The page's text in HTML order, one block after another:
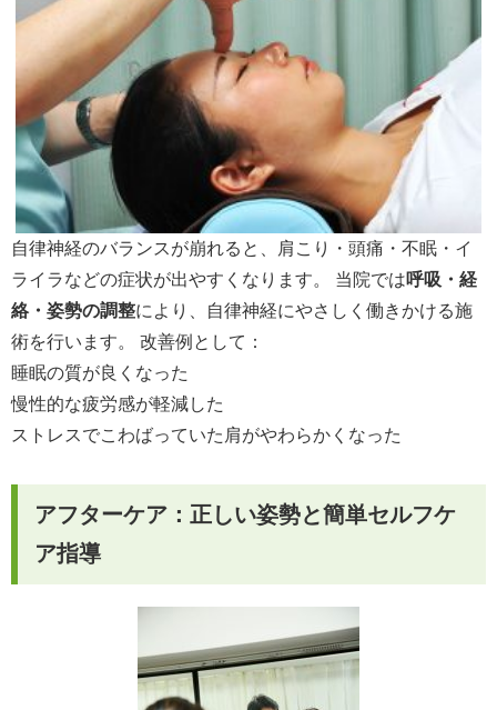
自律神経のバランスが崩れると、肩こり・頭痛・不眠・イ
ライラなどの症状が出やすくなります。 当院では呼吸・経
絡・姿勢の調整により、自律神経にやさしく働きかける施
術を行います。 改善例として：
睡眠の質が良くなった
慢性的な疲労感が軽減した
ストレスでこわばっていた肩がやわらかくなった
アフターケア：正しい姿勢と簡単セルフケ
ア指導